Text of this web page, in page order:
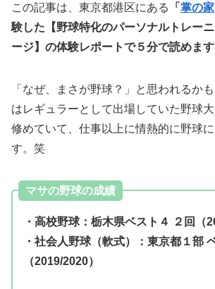
この記事は、東京都港区にある 「 掌の家
験した【野球特化のパーソナルトレー
ージ】の体験レポートで５分で読めます
「なぜ、まさが野球？」と思われるか
はレギュラーとして出場していた野球
修めていて、仕事以上に情熱的に野球
す。笑
マサの野球の成績
・高校野球：栃木県ベスト４ ２回（
・社会人野球（軟式）：東京都１部
（2019/2020）